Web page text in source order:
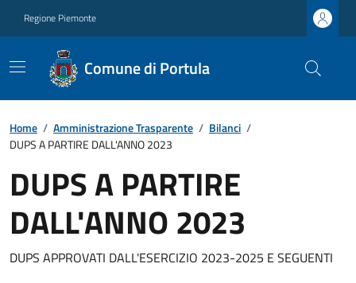
Regione Piemonte
Comune di Portula
Home / Amministrazione Trasparente / Bilanci /
DUPS A PARTIRE DALL'ANNO 2023
DUPS A PARTIRE
DALL'ANNO 2023
DUPS APPROVATI DALL'ESERCIZIO 2023-2025 E SEGUENTI